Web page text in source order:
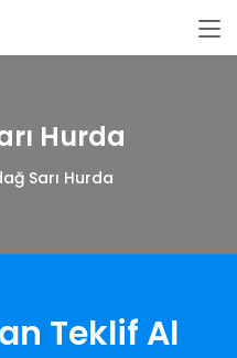
Hurda
Sarı Hurda
Teklif Al